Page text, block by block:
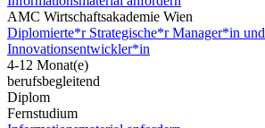
AMC Wirtschaftsakademie Wien
Diplomierte*r Strategische*r Manager*in und
Innovationsentwickler*in
4-12 Monat(e)
berufsbegleitend
Diplom
Fernstudium